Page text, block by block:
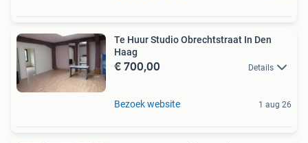
Te Huur Studio Obrechtstraat In Den
Haag
€ 700,00 Details
Bezoek website 1 aug 26